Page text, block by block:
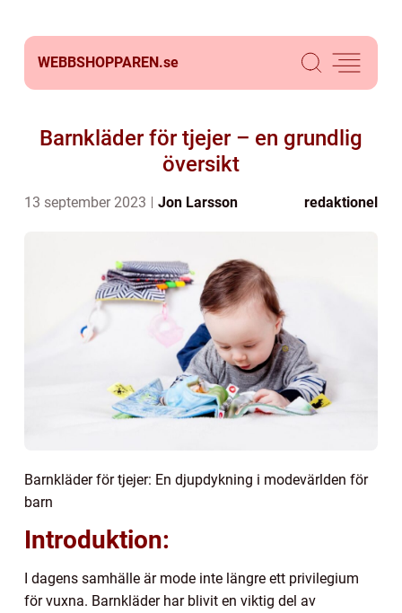
WEBBSHOPPAREN.se
Barnkläder för tjejer – en grundlig
översikt
13 september 2023 Jon Larsson redaktionel
Barnkläder för tjejer: En djupdykning i modevärlden för
barn
Introduktion:
I dagens samhälle är mode inte längre ett privilegium
för vuxna. Barnkläder har blivit en viktig del av